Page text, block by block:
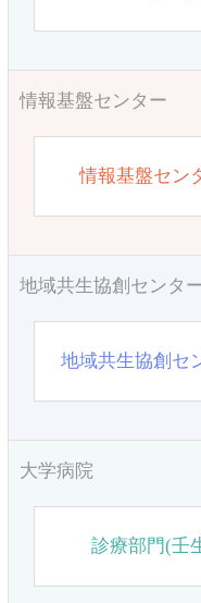
情報基盤センター
情報基盤セン
地域共生協創センタ
地域共生協創セ
大学病院
診療部門(壬